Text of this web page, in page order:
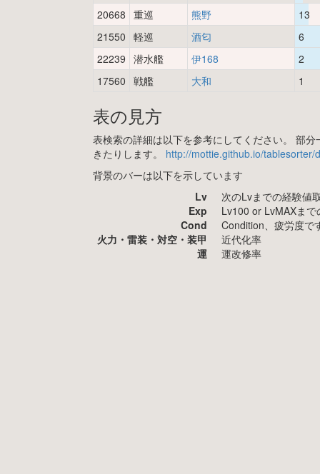
20668 重巡 熊野
13
21550 軽巡 酒匂
6
22239 潜水艦 伊168
2
17560 戦艦 大和 1
表の見方
表検索の詳細は以下を参考にしてください。 部
きたりします。 http://mottie.github.io/
背景のバーは以下を示しています
Lv
次のLvまでの経験値
Exp
Lv100 or LvMAXま
Cond
Condition、疲労度で
火力・雷装・対空・装甲
近代化率
運
運改修率